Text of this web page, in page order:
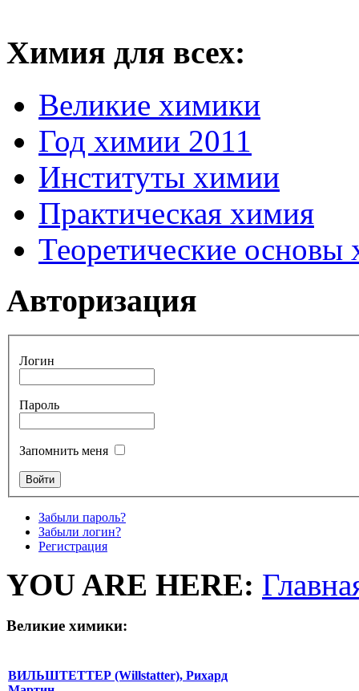
Химия для всех:
Великие химики
Год химии 2011
Институты химии
Практическая химия
Теоретические основы
Авторизация
Логин
Пароль
Запомнить меня
Забыли пароль?
Забыли логин?
Регистрация
YOU ARE HERE:
Великие химики:
ВИЛЬШТЕТТЕР (Willstatter), Рихард